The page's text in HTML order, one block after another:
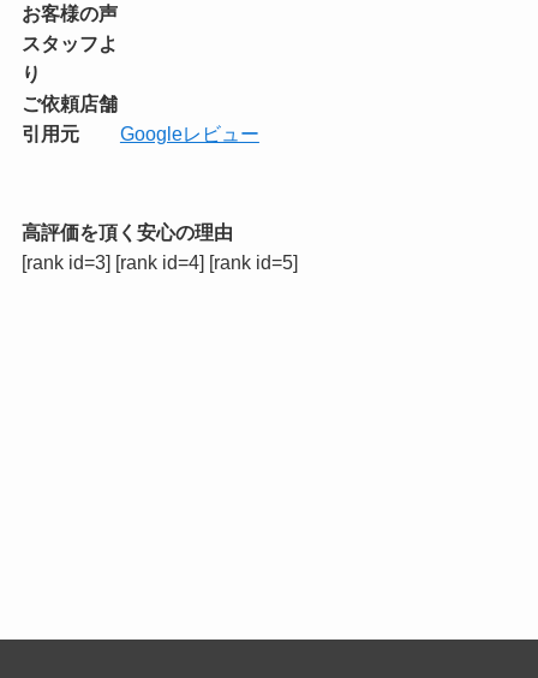
お客様の声
スタッフよ
り
ご依頼店舗
引用元
Googleレビュー
高評価を頂く安心の理由
[rank id=3] [rank id=4] [rank id=5]